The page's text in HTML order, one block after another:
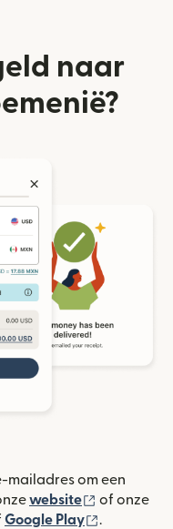
naar
mailadres om een
website (wordt
of onze
geopend in een
Google Play .